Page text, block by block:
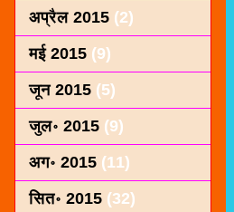
अप्रैल 2015 (2)
मई 2015 (9)
जून 2015 (5)
जुल॰ 2015 (9)
अग॰ 2015 (11)
सित॰ 2015 (32)